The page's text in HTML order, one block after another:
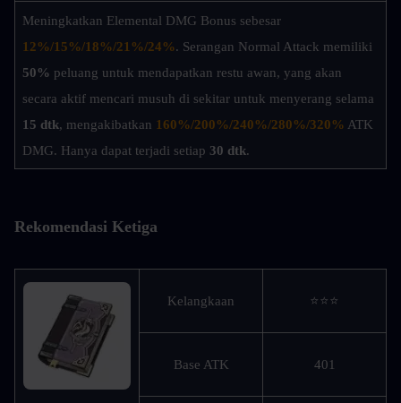
12%/15%/18%/21%/24%
50% peluang untuk mendapatkan restu awan, yang akan
15 dtk, mengakibatkan 160%/200%/240%/280%/320% ATK
DMG. Hanya dapat terjadi setiap 30 dtk.
Rekomendasi Ketiga
Kelangkaan ⭐⭐⭐
Base ATK 401